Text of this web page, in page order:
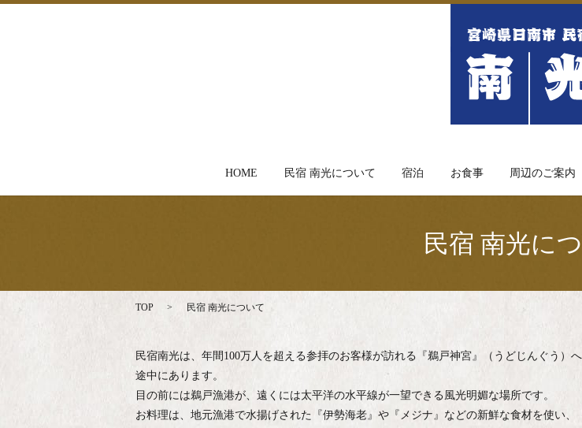
HOME 民宿 南光について 宿泊 お食事 周辺のご案内
民宿 南光に
TOP 民宿 南光について
民宿南光は、年間100万人を超える参拝のお客様が訪れる『鵜戸神宮』（うどじんぐう）
途中にあります。
目の前には鵜戸漁港が、遠くには太平洋の水平線が一望できる風光明媚な場所です。
お料理は、地元漁港で水揚げされた『伊勢海老』や『メジナ』などの新鮮な食材を使い、